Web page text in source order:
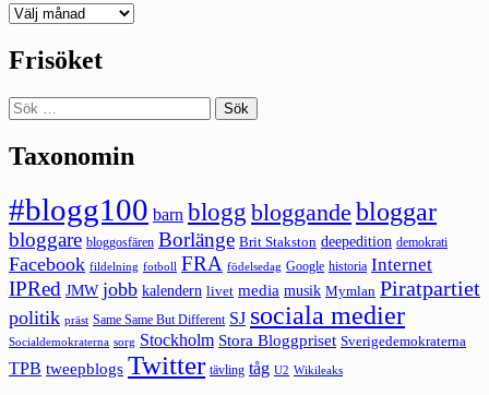
Deepedition
Frisöket
Sök
efter:
Taxonomin
#blogg100 barn blogg bloggande bloggar
bloggare bloggosfären Borlänge Brit Stakston deepedition demokrati
Facebook fildelning fotboll FRA födelsedag Google historia Internet
IPRed JMW jobb kalendern livet media musik Mymlan Piratpartiet
politik präst Same Same But Different SJ sociala medier
Socialdemokraterna sorg Stockholm Stora Bloggpriset Sverigedemokraterna
TPB tweepblogs Twitter tävling tåg U2 Wikileaks